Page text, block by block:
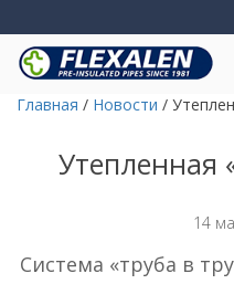
Главная / Новости /
Утепленная
14
Система «труба в